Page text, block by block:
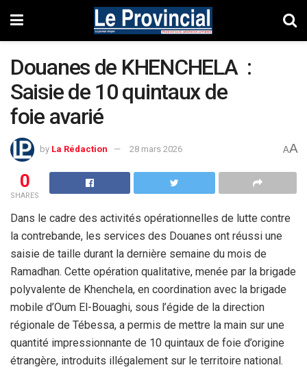
Douanes de KHENCHELA :
Saisie de 10 quintaux de
foie avarié
by La Rédaction 28 mars 2026 AA
0
SHARES
Dans le cadre des activités opérationnelles de lutte contre
la contrebande, les services des Douanes ont réussi une
saisie de taille durant la dernière semaine du mois de
Ramadhan. Cette opération qualitative, menée par la brigade
polyvalente de Khenchela, en coordination avec la brigade
mobile d’Oum El-Bouaghi, sous l’égide de la direction
régionale de Tébessa, a permis de mettre la main sur une
quantité impressionnante de 10 quintaux de foie d’origine
étrangère, introduits illégalement sur le territoire national.